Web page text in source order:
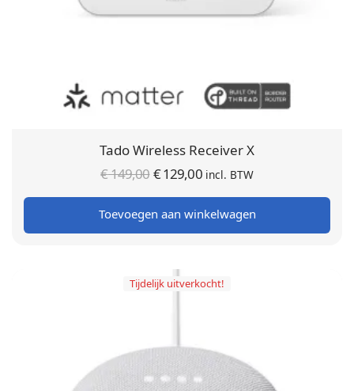
Tado Wireless Receiver X
€149,00Oorspronkelijke
prijs was:
€ 149,00.
€129,00 Huidige
prijs is:
€ 129,00.
incl. BTW
Toevoegen aan winkelwagen
Tijdelijk uitverkocht!